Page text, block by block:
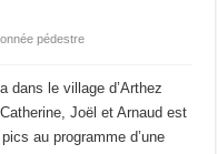
pédestre
dans le village d’Arthez
Joël et Arnaud est
au programme d’une